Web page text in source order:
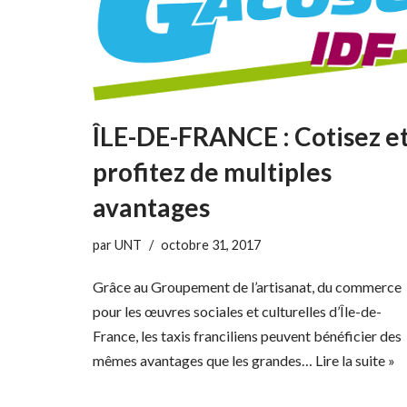
ÎLE-DE-FRANCE : Cotisez
profitez de multiples
avantages
parUNT octobre 31, 2017
Grâce au Groupement de l’artisanat, du commerce
pour les œuvres sociales et culturelles d’Île-de-
France, les taxis franciliens peuvent bénéficier des
mêmes avantages que les grandes… Lire la suite »